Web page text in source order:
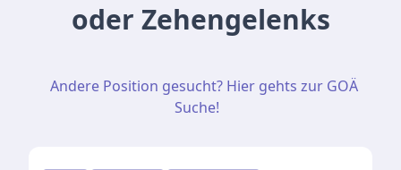
oder Zehengelenks
Andere Position gesucht? Hier gehts zur GOÄ
Suche!